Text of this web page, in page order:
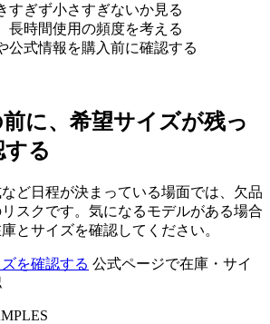
すぎず小さすぎないか見る
長時間使用の頻度を考える
公式情報を購入前に確認する
に、希望サイズが残っ
る
ど日程が決まっている場面では、欠品
スクです。気になるモデルがある場合
とサイズを確認してください。
を確認する 公式ページで在庫・サイ